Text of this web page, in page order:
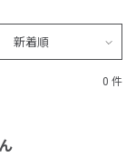
新着順
0 件